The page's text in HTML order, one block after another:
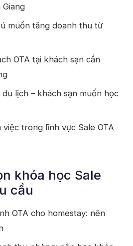
muốn tăng doanh thu từ
OTA tại khách sạn cần
du lịch – khách sạn muốn học
việc trong lĩnh vực Sale OTA
khóa học Sale
cầu
OTA cho homestay: nên